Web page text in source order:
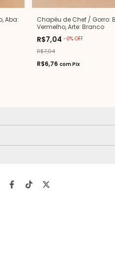
Aba:
Chapéu de Chef / Gorro:
Vermelho, Arte: Branco
R$7,04 -0% OFF
R$7,04
R$6,76 comPix